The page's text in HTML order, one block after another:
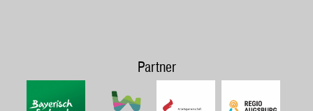
Partner